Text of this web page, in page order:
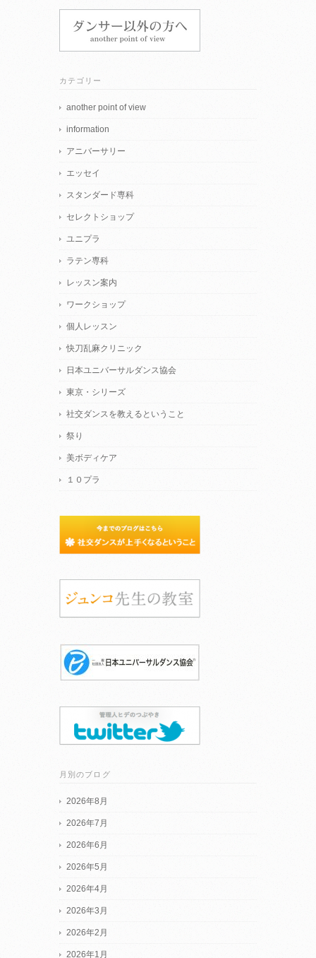
カテゴリー
another point of view
information
アニバーサリー
エッセイ
スタンダード専科
セレクトショップ
ユニプラ
ラテン専科
レッスン案内
ワークショップ
個人レッスン
快刀乱麻クリニック
日本ユニバーサルダンス協会
東京・シリーズ
社交ダンスを教えるということ
祭り
美ボディケア
１０プラ
月別のブログ
2026年8月
2026年7月
2026年6月
2026年5月
2026年4月
2026年3月
2026年2月
2026年1月